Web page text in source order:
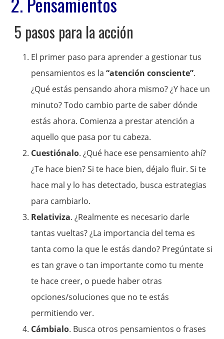
5 pasos para la acción
El primer paso para aprender a gestionar tus
pensamientos es la “atención consciente”.
¿Qué estás pensando ahora mismo? ¿Y hace un
minuto? Todo cambio parte de saber dónde
estás ahora. Comienza a prestar atención a
aquello que pasa por tu cabeza.
Cuestiónalo. ¿Qué hace ese pensamiento ahí?
¿Te hace bien? Si te hace bien, déjalo fluir. Si te
hace mal y lo has detectado, busca estrategias
para cambiarlo.
Relativiza. ¿Realmente es necesario darle
tantas vueltas? ¿La importancia del tema es
tanta como la que le estás dando? Pregúntate si
es tan grave o tan importante como tu mente
te hace creer, o puede haber otras
opciones/soluciones que no te estás
permitiendo ver.
Cámbialo. Busca otros pensamientos o frases